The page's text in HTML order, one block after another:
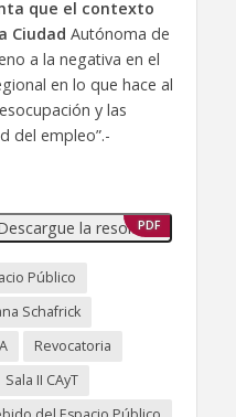
que el contexto
Ciudad Autónoma de
a la negativa en el
en lo que hace al
y las
del empleo”.-
la resolución
PDF
Público
Schafrick
Revocatoria
Sala II CAyT